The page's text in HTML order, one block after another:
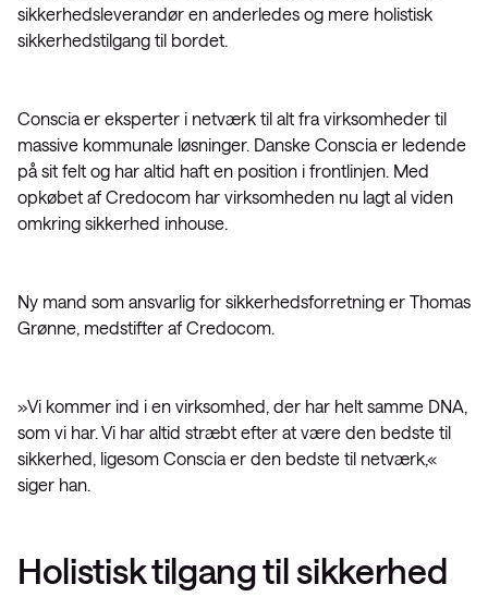
sikkerhedsleverandør en anderledes og mere holistisk
sikkerhedstilgang til bordet.
Conscia er eksperter i netværk til alt fra virksomheder til
massive kommunale løsninger. Danske Conscia er ledende
på sit felt og har altid haft en position i frontlinjen. Med
opkøbet af Credocom har virksomheden nu lagt al viden
omkring sikkerhed inhouse.
Ny mand som ansvarlig for sikkerhedsforretning er Thomas
Grønne, medstifter af Credocom.
»Vi kommer ind i en virksomhed, der har helt samme DNA,
som vi har. Vi har altid stræbt efter at være den bedste til
sikkerhed, ligesom Conscia er den bedste til netværk,«
siger han.
Holistisk tilgang til sikkerhed